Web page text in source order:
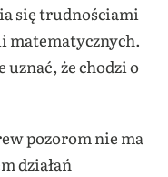
się trudnościami
matematycznych.
uznać, że chodzi o
pozorom nie ma
działań